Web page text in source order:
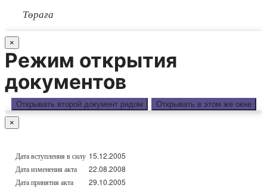
Төраға
×
Режим открытия
документов
Открывать второй документ рядом Открывать в этом же окне
×
Дата вступления в силу 15.12.2005
Дата изменения акта
22.08.2008
Дата принятия акта
29.10.2005